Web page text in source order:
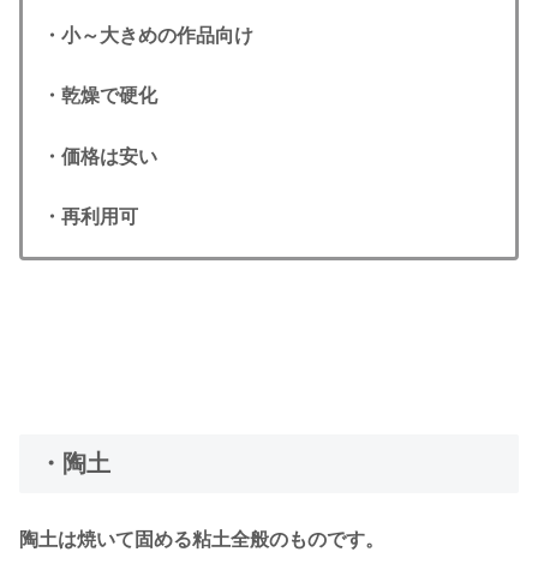
・小～大きめの作品向け
・乾燥で硬化
・価格は安い
・再利用可
・陶土
陶土は焼いて固める粘土全般のものです。